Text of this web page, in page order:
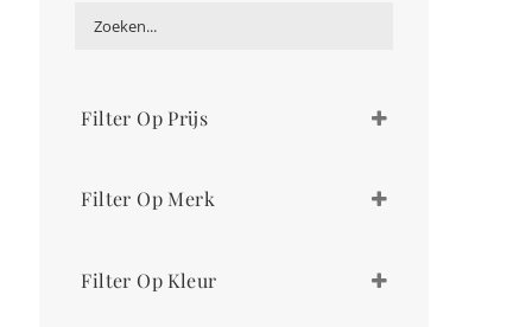
Filter Op Prijs
Filter Op Merk
Develab
Filter Op Kleur